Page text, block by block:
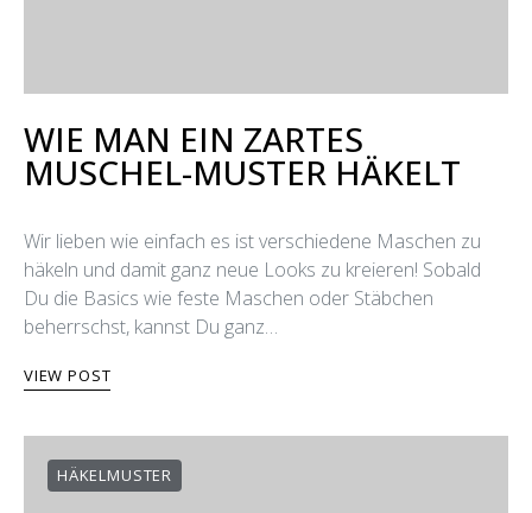
WIE MAN EIN ZARTES
MUSCHEL-MUSTER HÄKELT
Wir lieben wie einfach es ist verschiedene Maschen zu
häkeln und damit ganz neue Looks zu kreieren! Sobald
Du die Basics wie feste Maschen oder Stäbchen
beherrschst, kannst Du ganz…
VIEW POST
HÄKELMUSTER